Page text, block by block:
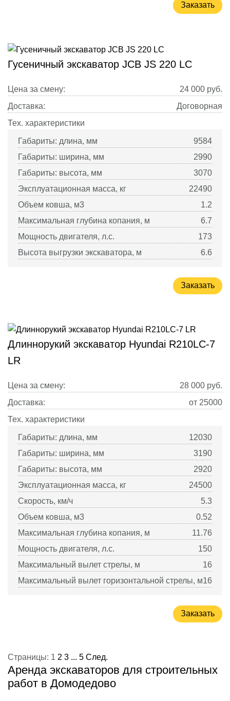
Заказать
Гусеничный экскаватор JCB JS 220 LC
Цена за смену: 24 000 руб.
Доставка:
Договорная
Тех. характеристики
Габариты: длина, мм
9584
Габариты: ширина, мм
2990
Габариты: высота, мм
3070
Эксплуатационная масса, кг
22490
Объем ковша, м3
1.2
Максимальная глубина копания, м
6.7
Мощность двигателя, л.с.
173
Высота выгрузки экскаватора, м
6.6
Заказать
Длиннорукий экскаватор Hyundai R210LC-7
LR
Цена за смену: 28 000 руб.
Доставка:
от 25000
Тех. характеристики
Габариты: длина, мм
12030
Габариты: ширина, мм
3190
Габариты: высота, мм
2920
Эксплуатационная масса, кг
24500
Скорость, км/ч
5.3
Объем ковша, м3
0.52
Максимальная глубина копания, м
11.76
Мощность двигателя, л.с.
150
Максимальный вылет стрелы, м
16
Максимальный вылет горизонтальной стрелы, м16
Заказать
Страницы: 1 2 3 ... 5 След.
Аренда экскаваторов для строительных
работ в Домодедово